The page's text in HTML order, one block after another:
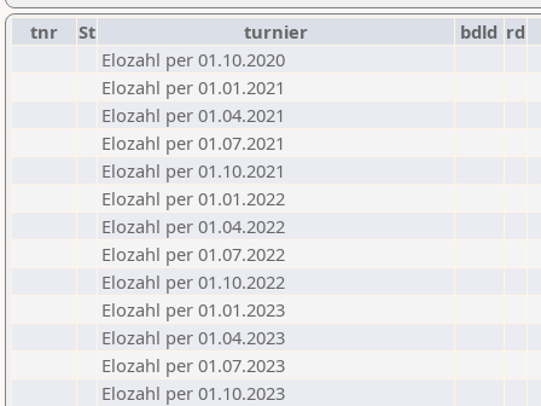
tnr St turnier bdld rd
Elozahl per 01.10.2020
Elozahl per 01.01.2021
Elozahl per 01.04.2021
Elozahl per 01.07.2021
Elozahl per 01.10.2021
Elozahl per 01.01.2022
Elozahl per 01.04.2022
Elozahl per 01.07.2022
Elozahl per 01.10.2022
Elozahl per 01.01.2023
Elozahl per 01.04.2023
Elozahl per 01.07.2023
Elozahl per 01.10.2023